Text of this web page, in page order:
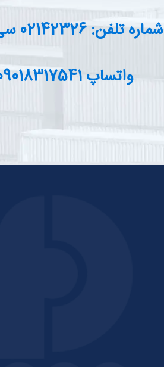
شماره تلفن: 02142326 سی خط
واتساپ 09018317541